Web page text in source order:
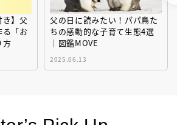
き】父
「お
方
父の日に読みたい！パパ鳥た
ちの感動的な子育て生態4選
｜図鑑MOVE
2025.06.13